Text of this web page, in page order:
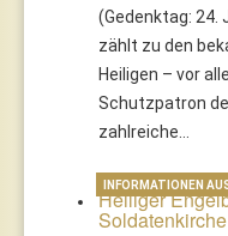
(Gedenktag: 24.
zählt zu den
Heiligen – vor
Schutzpatron
zahlreiche…
Heiliger
INFORMATIONEN